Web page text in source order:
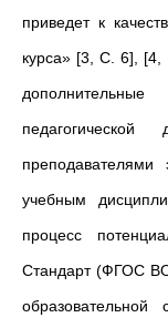
приведет к
курса» [3, C. 6],
педагогической
преподавателями
учебным
процесс
Стандарт (ФГОС